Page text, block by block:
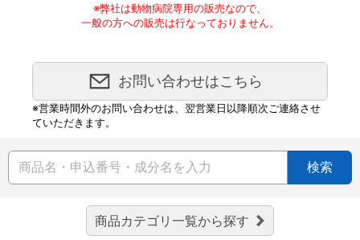
※弊社は動物病院専用の販売なので、
一般の方への販売は行なっておりません。
お問い合わせはこちら
※営業時間外のお問い合わせは、翌営業日以降順次ご連絡させ
ていただきます。
検索
商品カテゴリ一覧から探す